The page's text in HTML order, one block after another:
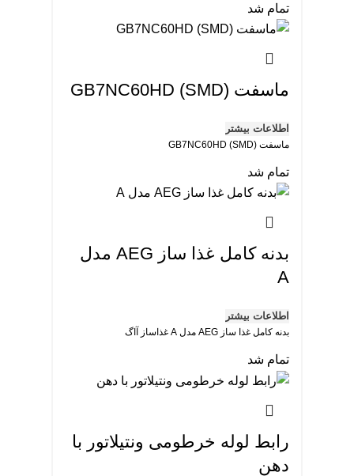
تمام شد
ماسفت GB7NC60HD (SMD)
اطلاعات بیشتر
ماسفت GB7NC60HD (SMD)
تمام شد
بدنه کامل غذا ساز AEG مدل
A
اطلاعات بیشتر
بدنه کامل غذا ساز AEG مدل A غذاساز آاگ
تمام شد
رابط لوله خرطومی ونتیلاتور با
دهن